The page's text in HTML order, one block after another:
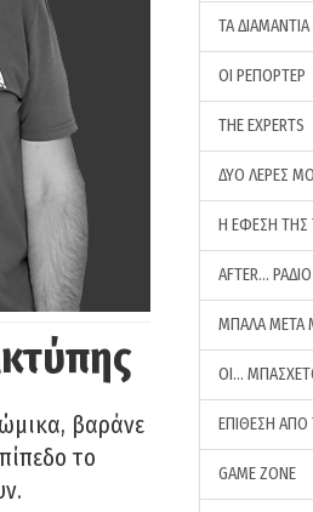
βαράνε
το
ΤΑ
ΟΙ ΡΕΠΟΡΤΕΡ
THE EXPERTS
ΔΥΟ ΛΕΡΕΣ
Η ΕΦΕΣΗ ΤΗΣ
AFTER… ΡΑΔΙΟ
ΜΠΑΛΑ ΜΕΤΑ
ΟΙ…
ΕΠΙΘΕΣΗ
GAME ZONE